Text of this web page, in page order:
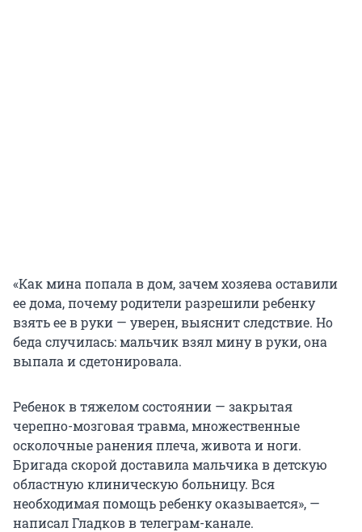
«Как мина попала в дом, зачем хозяева оставили
ее дома, почему родители разрешили ребенку
взять ее в руки — уверен, выяснит следствие. Но
беда случилась: мальчик взял мину в руки, она
выпала и сдетонировала.
Ребенок в тяжелом состоянии — закрытая
черепно-мозговая травма, множественные
осколочные ранения плеча, живота и ноги.
Бригада скорой доставила мальчика в детскую
областную клиническую больницу. Вся
необходимая помощь ребенку оказывается», —
написал Гладков в телеграм-канале.